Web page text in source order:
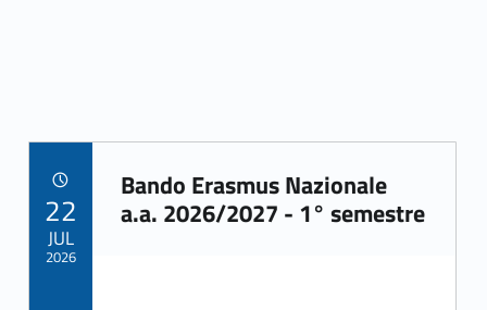
Link identifier archive #link-archive-63067
Bando Erasmus Nazionale
a.a. 2026/2027 - 1° semestre
22
JUL
2026